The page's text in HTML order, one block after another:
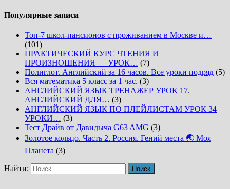
Популярные записи
Топ-7 школ-пансионов с проживанием в Москве и…
(101)
ПРАКТИЧЕСКИЙ КУРС ЧТЕНИЯ И
ПРОИЗНОШЕНИЯ — УРОК… (7)
Полиглот. Английский за 16 часов. Все уроки подряд (5)
Вся математика 5 класс за 1 час. (3)
АНГЛИЙСКИЙ ЯЗЫК ТРЕНАЖЕР УРОК 17.
АНГЛИЙСКИЙ ДЛЯ… (3)
АНГЛИЙСКИЙ ЯЗЫК ПО ПЛЕЙЛИСТАМ УРОК 34
УРОКИ… (3)
Тест Драйв от Давидыча G63 AMG (3)
Золотое кольцо. Часть 2. Россия. Гений места 🌏 Моя
Планета (3)
Найти: